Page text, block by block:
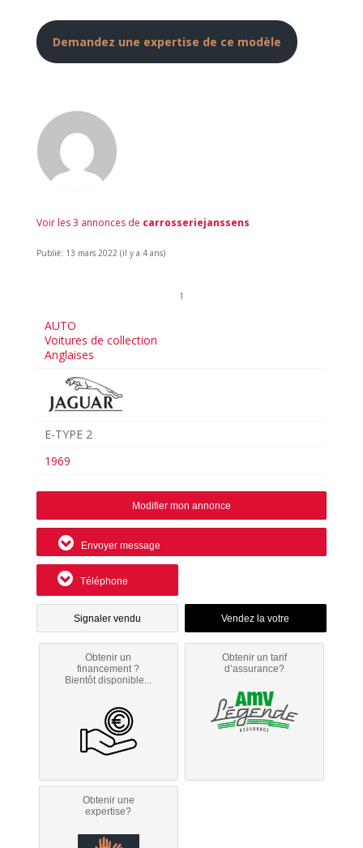
Demandez une expertise de ce modèle
Voir les 3 annonces de carrosseriejanssens
Publié: 13 mars 2022 (il y a 4 ans)
1
AUTO
Voitures de collection
Anglaises
E-TYPE 2
1969
Modifier mon annonce
Envoyer message
Téléphone
Signaler vendu
Obtenir un
financement ?
Bientôt disponible...
Obtenir un tarif
d’assurance?
Obtenir une
expertise?